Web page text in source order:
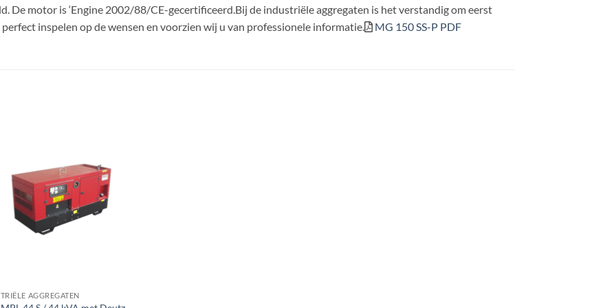
De motor is ‘Engine 2002/88/CE-gecertificeerd.Bij de industriële aggregaten is het verstandig om eerst
inspelen op de wensen en voorzien wij u van professionele informatie.
MG 150 SS-P PDF
AGGREGATEN